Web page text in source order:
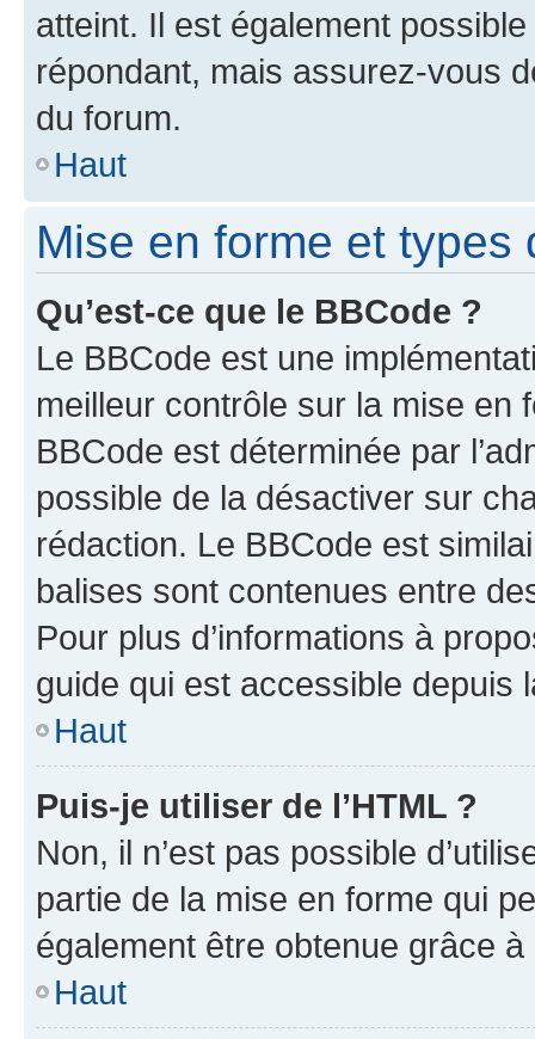
atteint. Il est également
répondant, mais assurez-vous
du forum.
Haut
Mise en forme et types
Qu’est-ce que le BBCode ?
Le BBCode est une
meilleur contrôle sur la mise en
BBCode est déterminée par
possible de la désactiver sur
rédaction. Le BBCode est
balises sont contenues entre
Pour plus d’informations à
guide qui est accessible depuis
Haut
Puis-je utiliser de l’HTML ?
Non, il n’est pas possible
partie de la mise en forme qui
également être obtenue grâce à
Haut